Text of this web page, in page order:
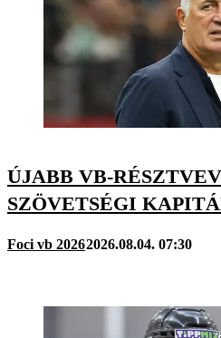
ÚJABB VB-
SZÖVETSÉGI
Foci vb 20262026.08.04. 07:30